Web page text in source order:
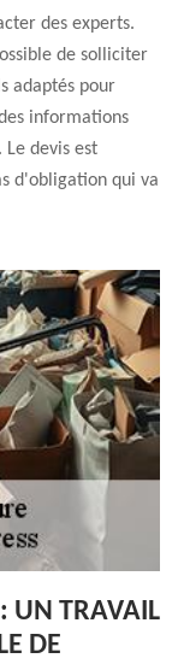
des experts.
de solliciter
adaptés pour
informations
devis est
d'obligation qui va
UN TRAVAIL
DE